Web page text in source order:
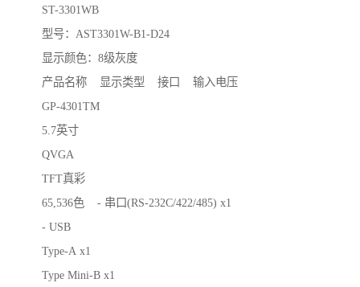
ST-3301WB
型号：AST3301W-B1-D24
显示颜色：8级灰度
产品名称 显示类型 接口 输入电压
GP-4301TM
5.7英寸
QVGA
TFT真彩
65,536色 - 串口(RS-232C/422/485) x1
- USB
Type-A x1
Type Mini-B x1